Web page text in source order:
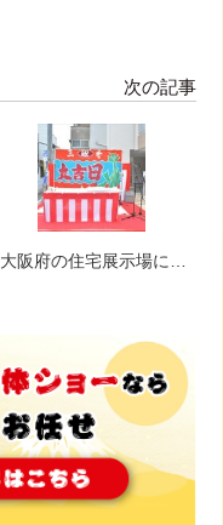
次の記事
大阪府の住宅展示場に